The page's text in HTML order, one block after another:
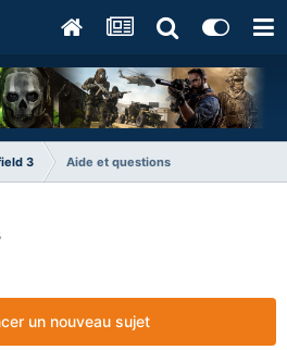
3 Aide et questions
un nouveau sujet